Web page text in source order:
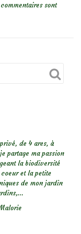
sont
de 4 ares, à
partage ma passion
la biodiversité
et la petite
de mon jardin